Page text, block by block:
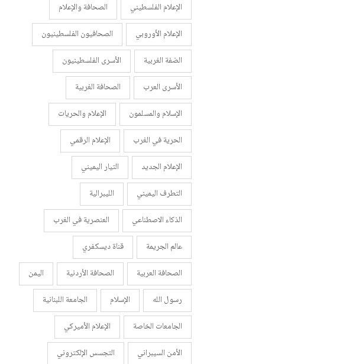
الإعلام الفلسطيني
الصحافة والإعلام
الإعلام الأوروبي
الصحافيون الفلسطينيون
الضفة الغربية
الأسرى الفلسطينيون
الأسرى العرب
الصحافة الغربية
الإسلام والمسلمون
الإعلام والحريات
الحرية في الغرب
الإعلام الرقمي
الإعلام الجديد
التيار اليميني
التطرف اليميني
الليبرالية
الذكاء الاصطناعي
العنصرية في الغرب
عالم الجريمة
قناة ديسكفري
الصحافة العربية
الصحافة الأردنية
اليمن
رسول الله
الإسلام
الجامعة اللبنانية
الجامعات الخاصة
الإعلام الأميركي
الأمن السيبراني
التجسس الإلكتروني